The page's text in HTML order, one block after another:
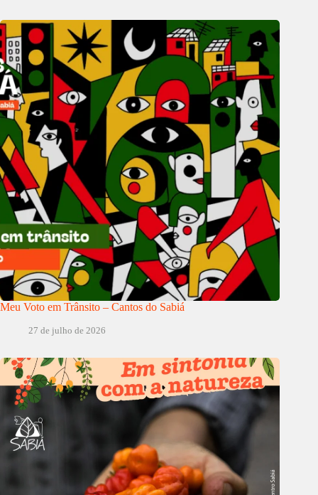
Meu Voto em Trânsito – Cantos do Sabiá
27 de julho de 2026